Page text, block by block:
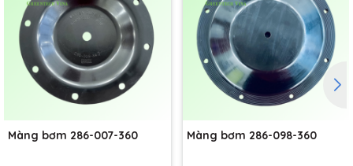
Màng bơm 286-007-360 Màng bơm 286-098-360